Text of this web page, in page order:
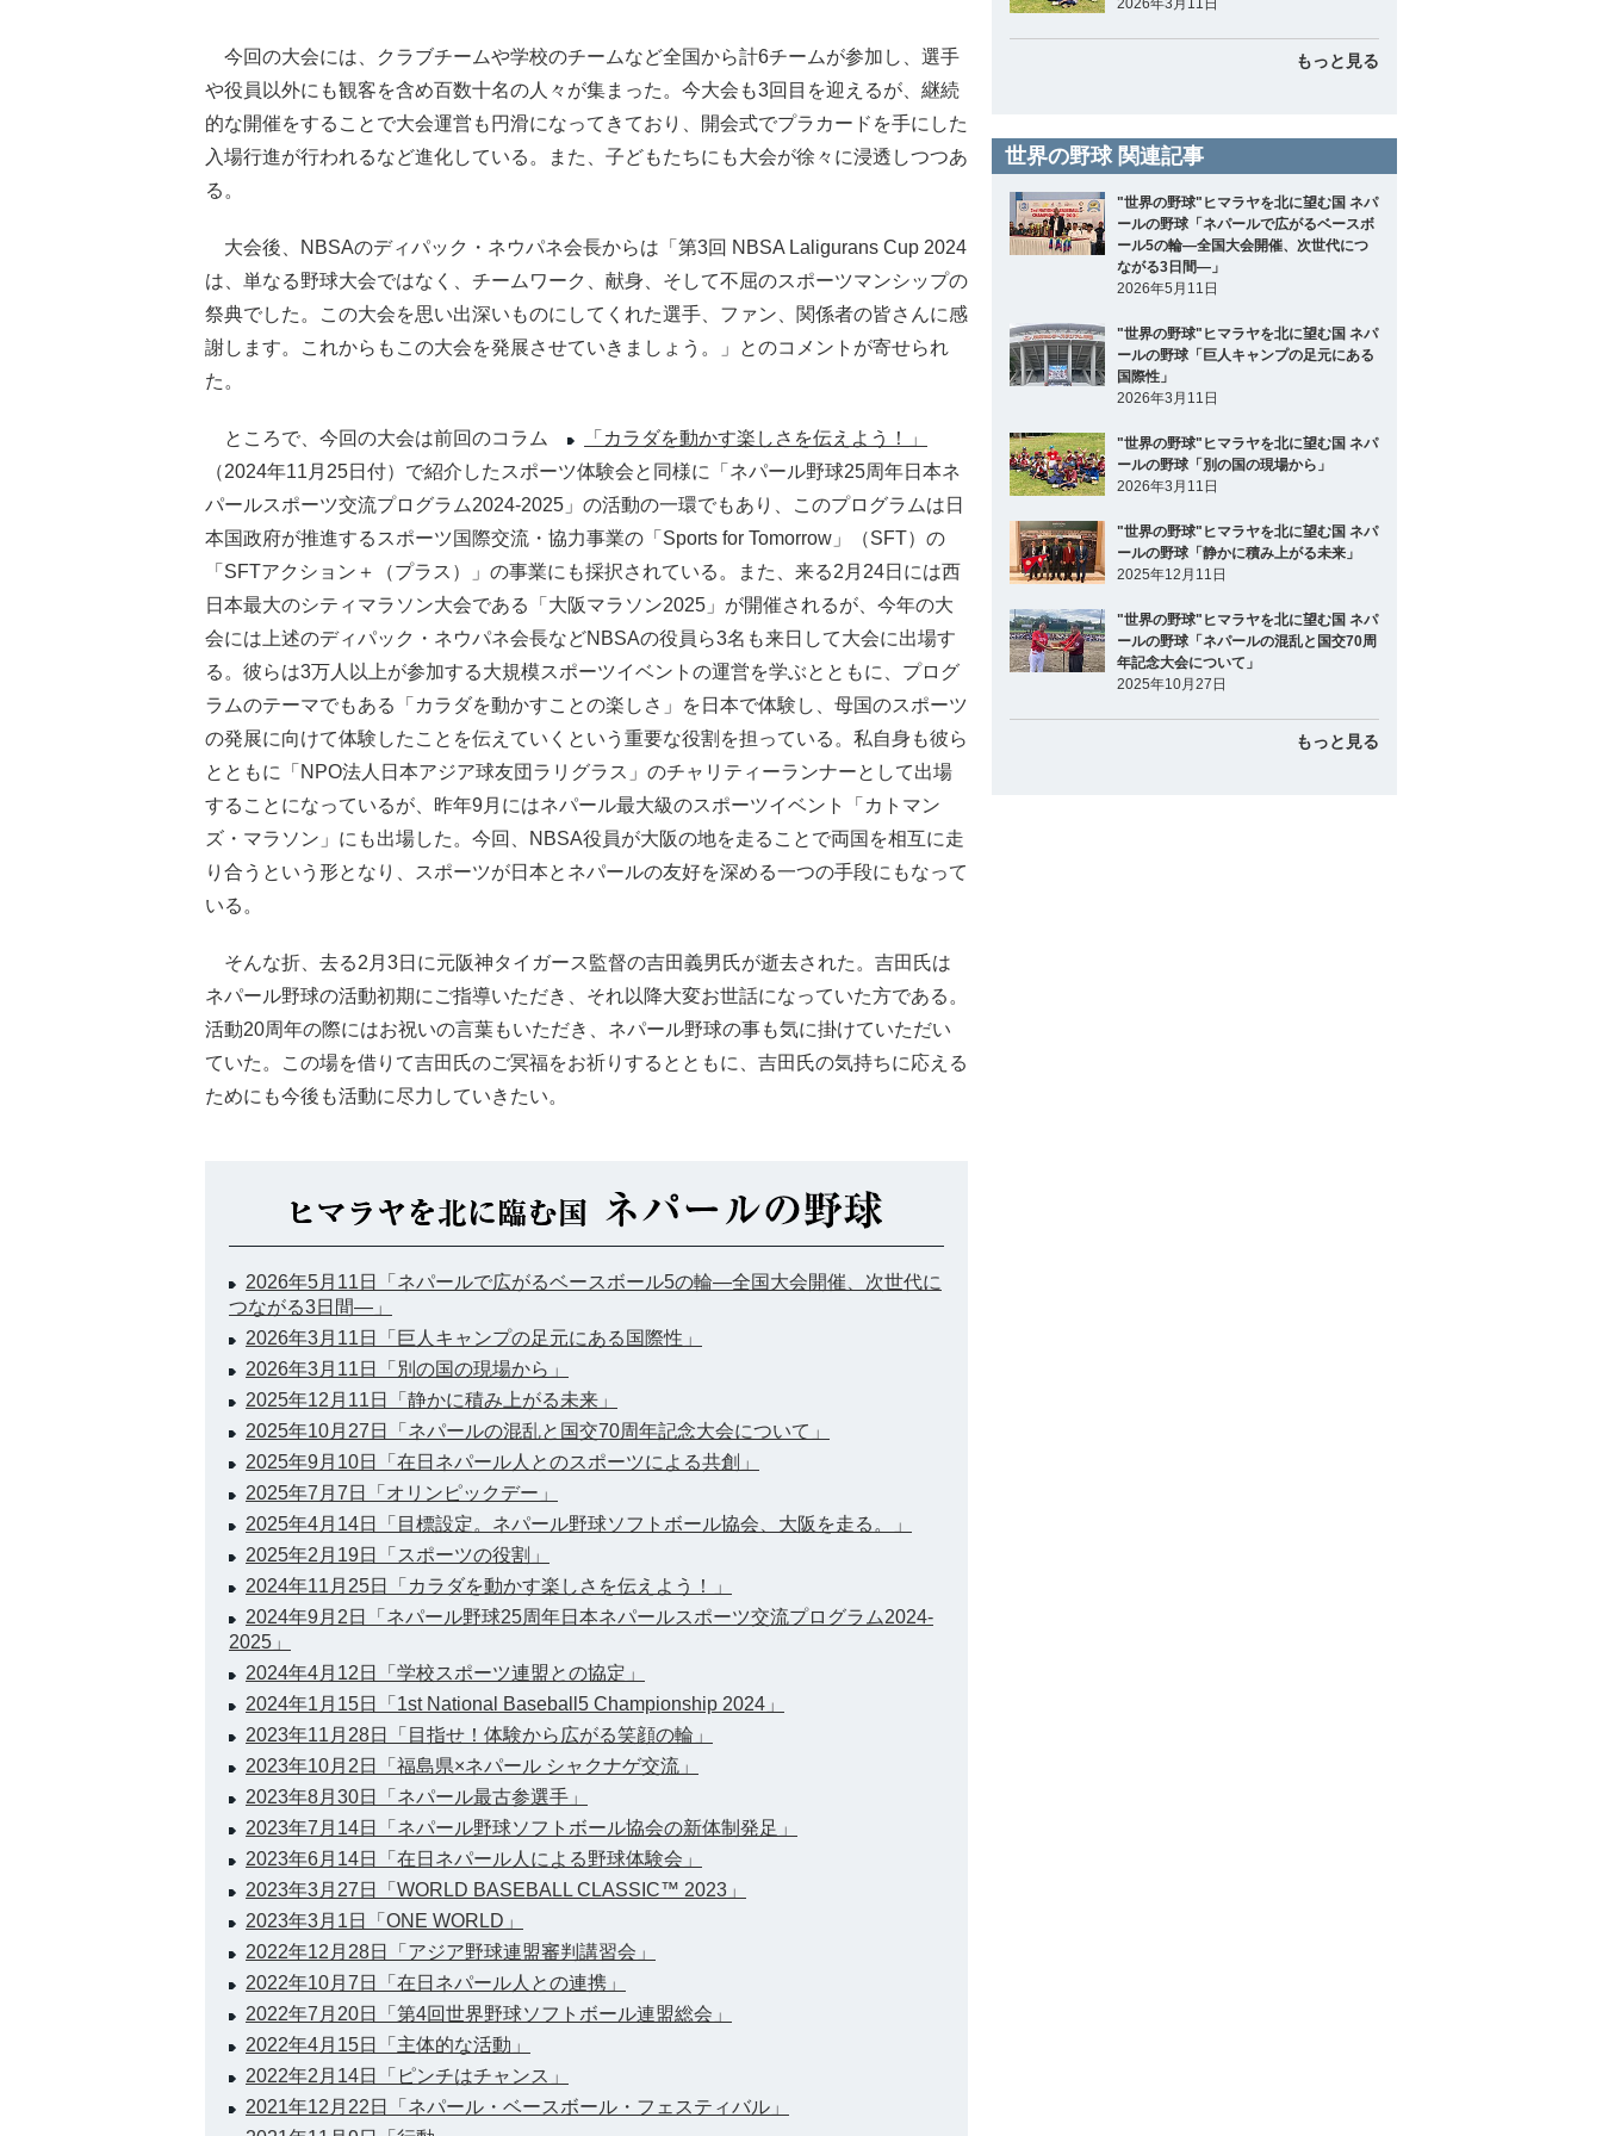
今回の大会には、クラブチームや学校のチームなど全国から計6チームが参加し、選手
や役員以外にも観客を含め百数十名の人々が集まった。今大会も3回目を迎えるが、継続
的な開催をすることで大会運営も円滑になってきており、開会式でプラカードを手にした
入場行進が行われるなど進化している。また、子どもたちにも大会が徐々に浸透しつつあ
る。
大会後、NBSAのディパック・ネウパネ会長からは「第3回 NBSA Laligurans Cup 2024
は、単なる野球大会ではなく、チームワーク、献身、そして不屈のスポーツマンシップの
祭典でした。この大会を思い出深いものにしてくれた選手、ファン、関係者の皆さんに感
謝します。これからもこの大会を発展させていきましょう。」とのコメントが寄せられ
た。
ところで、今回の大会は前回のコラム
「カラダを動かす楽しさを伝えよう！」
（2024年11月25日付）で紹介したスポーツ体験会と同様に「ネパール野球25周年日本ネ
パールスポーツ交流プログラム2024-2025」の活動の一環でもあり、このプログラムは日
本国政府が推進するスポーツ国際交流・協力事業の「Sports for Tomorrow」（SFT）の
「SFTアクション＋（プラス）」の事業にも採択されている。また、来る2月24日には西
日本最大のシティマラソン大会である「大阪マラソン2025」が開催されるが、今年の大
会には上述のディパック・ネウパネ会長などNBSAの役員ら3名も来日して大会に出場す
る。彼らは3万人以上が参加する大規模スポーツイベントの運営を学ぶとともに、プログ
ラムのテーマでもある「カラダを動かすことの楽しさ」を日本で体験し、母国のスポーツ
の発展に向けて体験したことを伝えていくという重要な役割を担っている。私自身も彼ら
とともに「NPO法人日本アジア球友団ラリグラス」のチャリティーランナーとして出場
することになっているが、昨年9月にはネパール最大級のスポーツイベント「カトマン
ズ・マラソン」にも出場した。今回、NBSA役員が大阪の地を走ることで両国を相互に走
り合うという形となり、スポーツが日本とネパールの友好を深める一つの手段にもなって
いる。
そんな折、去る2月3日に元阪神タイガース監督の吉田義男氏が逝去された。吉田氏は
ネパール野球の活動初期にご指導いただき、それ以降大変お世話になっていた方である。
活動20周年の際にはお祝いの言葉もいただき、ネパール野球の事も気に掛けていただい
ていた。この場を借りて吉田氏のご冥福をお祈りするとともに、吉田氏の気持ちに応える
ためにも今後も活動に尽力していきたい。
2026年5月11日「ネパールで広がるベースボール5の輪―全国大会開催、次世代に
つながる3日間―」
2026年3月11日「巨人キャンプの足元にある国際性」
2026年3月11日「別の国の現場から」
2025年12月11日「静かに積み上がる未来」
2025年10月27日「ネパールの混乱と国交70周年記念大会について」
2025年9月10日「在日ネパール人とのスポーツによる共創」
2025年7月7日「オリンピックデー」
2025年4月14日「目標設定。ネパール野球ソフトボール協会、大阪を走る。」
2025年2月19日「スポーツの役割」
2024年11月25日「カラダを動かす楽しさを伝えよう！」
2024年9月2日「ネパール野球25周年日本ネパールスポーツ交流プログラム2024-
2025」
2024年4月12日「学校スポーツ連盟との協定」
2024年1月15日「1st National Baseball5 Championship 2024」
2023年11月28日「目指せ！体験から広がる笑顔の輪」
2023年10月2日「福島県×ネパール シャクナゲ交流」
2023年8月30日「ネパール最古参選手」
2023年7月14日「ネパール野球ソフトボール協会の新体制発足」
2023年6月14日「在日ネパール人による野球体験会」
2023年3月27日「WORLD BASEBALL CLASSIC™ 2023」
2023年3月1日「ONE WORLD」
2022年12月28日「アジア野球連盟審判講習会」
2022年10月7日「在日ネパール人との連携」
2022年7月20日「第4回世界野球ソフトボール連盟総会」
2022年4月15日「主体的な活動」
2022年2月14日「ピンチはチャンス」
2021年12月22日「ネパール・ベースボール・フェスティバル」
2026年3月11日
もっと見る
世界の野球 関連記事
"世界の野球"ヒマラヤを北に望む国 ネパ
ールの野球「ネパールで広がるベースボ
ール5の輪―全国大会開催、次世代につ
ながる3日間―」
2026年5月11日
"世界の野球"ヒマラヤを北に望む国 ネパ
ールの野球「巨人キャンプの足元にある
国際性」
2026年3月11日
"世界の野球"ヒマラヤを北に望む国 ネパ
ールの野球「別の国の現場から」
2026年3月11日
"世界の野球"ヒマラヤを北に望む国 ネパ
ールの野球「静かに積み上がる未来」
2025年12月11日
"世界の野球"ヒマラヤを北に望む国 ネパ
ールの野球「ネパールの混乱と国交70周
年記念大会について」
2025年10月27日
もっと見る